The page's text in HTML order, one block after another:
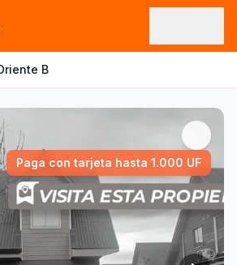
B
Paga con tarjeta hasta 1.000 UF